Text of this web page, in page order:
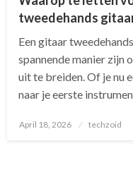
tweedehands
Een gitaar
spannende manier zijn
uit te breiden. Of je nu
naar je eerste
Posted
April 18, 2026 techzoid